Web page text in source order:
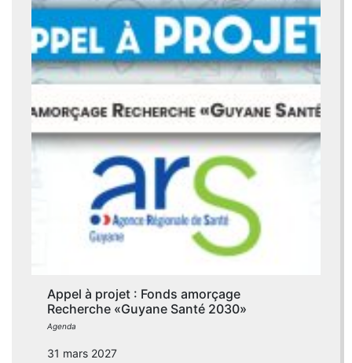
Appel à projet : Fonds amorçage
Recherche «Guyane Santé 2030»
Agenda
31 mars 2027